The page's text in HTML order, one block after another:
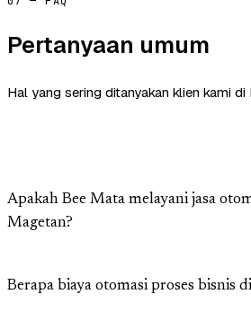
Pertanyaan umum
Hal yang sering ditanyakan klien kami di
Apakah Bee Mata melayani jasa
Magetan?
Berapa biaya otomasi proses bisnis